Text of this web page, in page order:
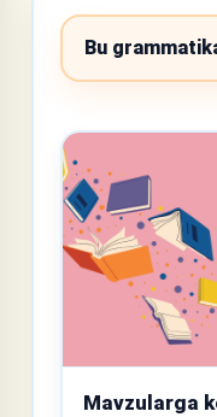
Bu
Mavzularga